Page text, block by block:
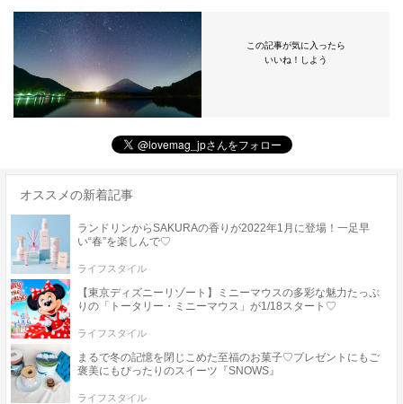
この記事が気に入ったら
いいね！しよう
オススメの新着記事
ランドリンからSAKURAの香りが2022年1月に登場！一足早
い“春”を楽しんで♡
ライフスタイル
【東京ディズニーリゾート】ミニーマウスの多彩な魅力たっぷ
りの「トータリー・ミニーマウス」が1/18スタート♡
ライフスタイル
まるで冬の記憶を閉じこめた至福のお菓子♡プレゼントにもご
褒美にもぴったりのスイーツ『SNOWS』
ライフスタイル